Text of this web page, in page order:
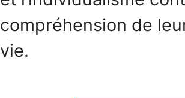
compréhension de
vie.